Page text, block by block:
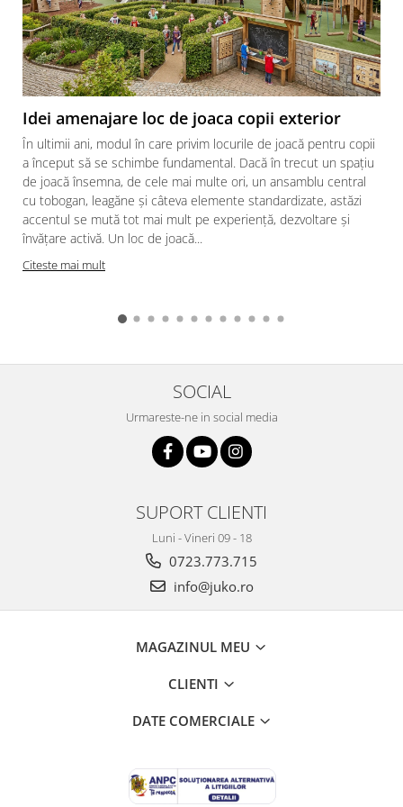
Ghivece de exterior
Ghivece din beton
Stalpi stradali
Stalpi camere video
pentru trotuar
Cismea stradala / gradina
Tomberoane si Pubele de Gunoi
Magazie pubele / tomberoane
gunoi
Mobilier urban DIZABILITATI
Idei amenajare loc de joaca copii exterior
În ultimii ani, modul în care privim locurile de joacă pentru copii
a început să se schimbe fundamental. Dacă în trecut un spațiu
de joacă însemna, de cele mai multe ori, un ansamblu central
cu tobogan, leagăne și câteva elemente standardizate, astăzi
accentul se mută tot mai mult pe experiență, dezvoltare și
învățare activă. Un loc de joacă...
Citeste mai mult
SOCIAL
Urmareste-ne in social media
SUPORT CLIENTI
Luni - Vineri 09 - 18
0723.773.715
info@juko.ro
MAGAZINUL MEU
CLIENTI
DATE COMERCIALE